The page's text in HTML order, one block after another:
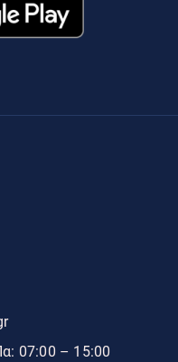
07:00 – 15:00